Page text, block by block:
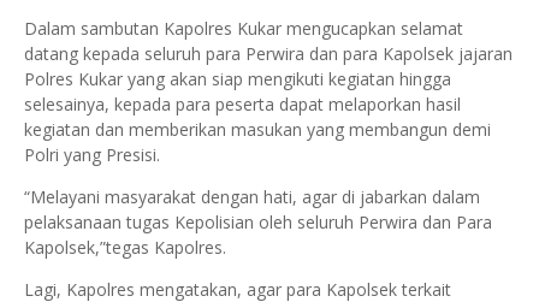
Dalam sambutan Kapolres Kukar mengucapkan selamat
datang kepada seluruh para Perwira dan para Kapolsek jajaran
Polres Kukar yang akan siap mengikuti kegiatan hingga
selesainya, kepada para peserta dapat melaporkan hasil
kegiatan dan memberikan masukan yang membangun demi
Polri yang Presisi.
“Melayani masyarakat dengan hati, agar di jabarkan dalam
pelaksanaan tugas Kepolisian oleh seluruh Perwira dan Para
Kapolsek,”tegas Kapolres.
Lagi, Kapolres mengatakan, agar para Kapolsek terkait